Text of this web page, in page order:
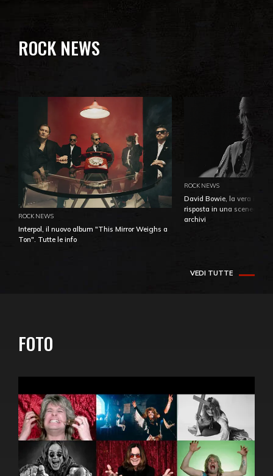
ROCK NEWS
ROCK NEWS
Interpol, il nuovo album "This Mirror Weighs a
Ton". Tutte le info
ROCK NEWS
David Bowie, la vera
risposta in una
archivi
VEDI TUTTE
FOTO